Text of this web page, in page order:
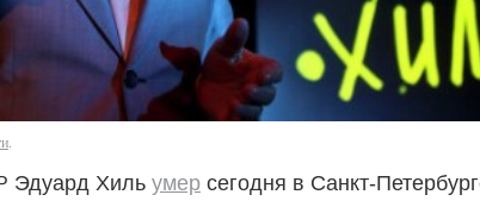
Эдуард Хиль умер сегодня в Санкт-